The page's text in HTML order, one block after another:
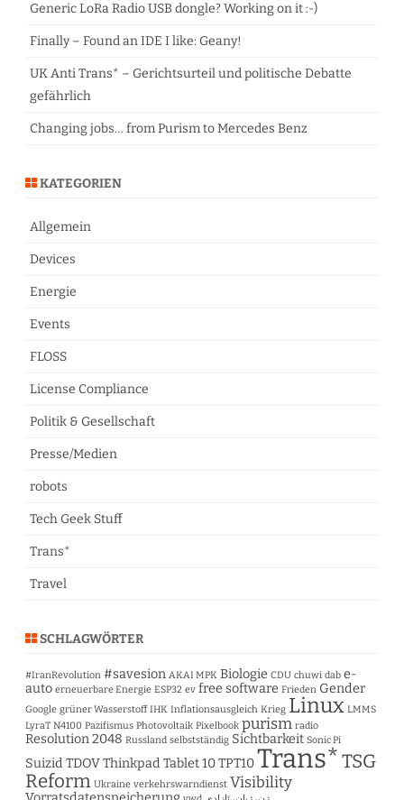
Generic LoRa Radio USB dongle? Working on it :-)
Finally – Found an IDE I like: Geany!
UK Anti Trans* – Gerichtsurteil und politische Debatte
gefährlich
Changing jobs… from Purism to Mercedes Benz
KATEGORIEN
Allgemein
Devices
Energie
Events
FLOSS
License Compliance
Politik & Gesellschaft
Presse/Medien
robots
Tech Geek Stuff
Trans*
Travel
SCHLAGWÖRTER
#IranRevolution #savesion AKAI MPK Biologie CDU chuwi dab e-
auto erneuerbare Energie ESP32 ev free software Frieden Gender
Google grüner Wasserstoff IHK Inflationsausgleich Krieg Linux LMMS
LyraT N4100 Pazifismus Photovoltaik Pixelbook purism radio
Resolution 2048 Russland selbstständig Sichtbarkeit Sonic Pi
Suizid TDOVThinkpad Tablet 10TPT10Trans* TSG
Reform Ukraine verkehrswarndienst Visibility